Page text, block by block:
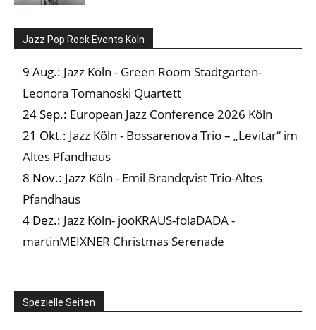
Jazz Pop Rock Events Köln
9 Aug.: Jazz Köln - Green Room Stadtgarten-
Leonora Tomanoski Quartett
24 Sep.: European Jazz Conference 2026 Köln
21 Okt.: Jazz Köln - Bossarenova Trio – „Levitar“ im
Altes Pfandhaus
8 Nov.: Jazz Köln - Emil Brandqvist Trio-Altes
Pfandhaus
4 Dez.: Jazz Köln- jooKRAUS-folaDADA -
martinMEIXNER Christmas Serenade
Spezielle Seiten